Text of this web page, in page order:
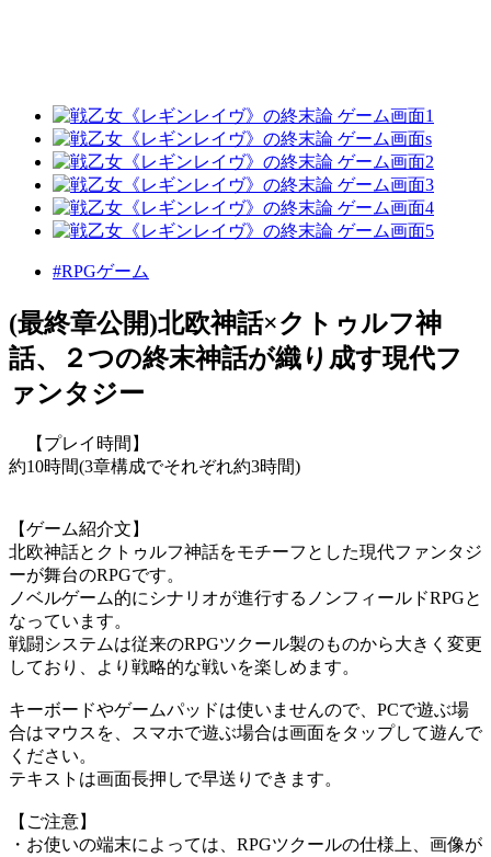
#RPGゲーム
(最終章公開)北欧神話×クトゥルフ神
話、２つの終末神話が織り成す現代フ
ァンタジー
【プレイ時間】
約10時間(3章構成でそれぞれ約3時間)
【ゲーム紹介文】
北欧神話とクトゥルフ神話をモチーフとした現代ファンタジ
ーが舞台のRPGです。
ノベルゲーム的にシナリオが進行するノンフィールドRPGと
なっています。
戦闘システムは従来のRPGツクール製のものから大きく変更
しており、より戦略的な戦いを楽しめます。
キーボードやゲームパッドは使いませんので、PCで遊ぶ場
合はマウスを、スマホで遊ぶ場合は画面をタップして遊んで
ください。
テキストは画面長押しで早送りできます。
【ご注意】
・お使いの端末によっては、RPGツクールの仕様上、画像が